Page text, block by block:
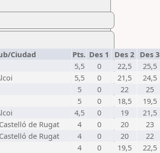
Ciudad Pts. Des 1 Des 2 Des 3
5,5 0 22,5 25,5
5,5 0 21,5 24,5
5 0 22 25
5 0 18,5 19,5
4,5 0 19 21,5
de Rugat 4 0 20 23
de Rugat 4 0 20 22
4 0 19,5 22,5